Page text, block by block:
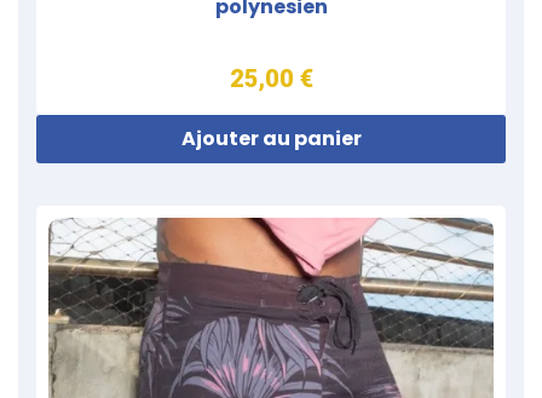
polynesien
25,00 €
Ajouter au panier